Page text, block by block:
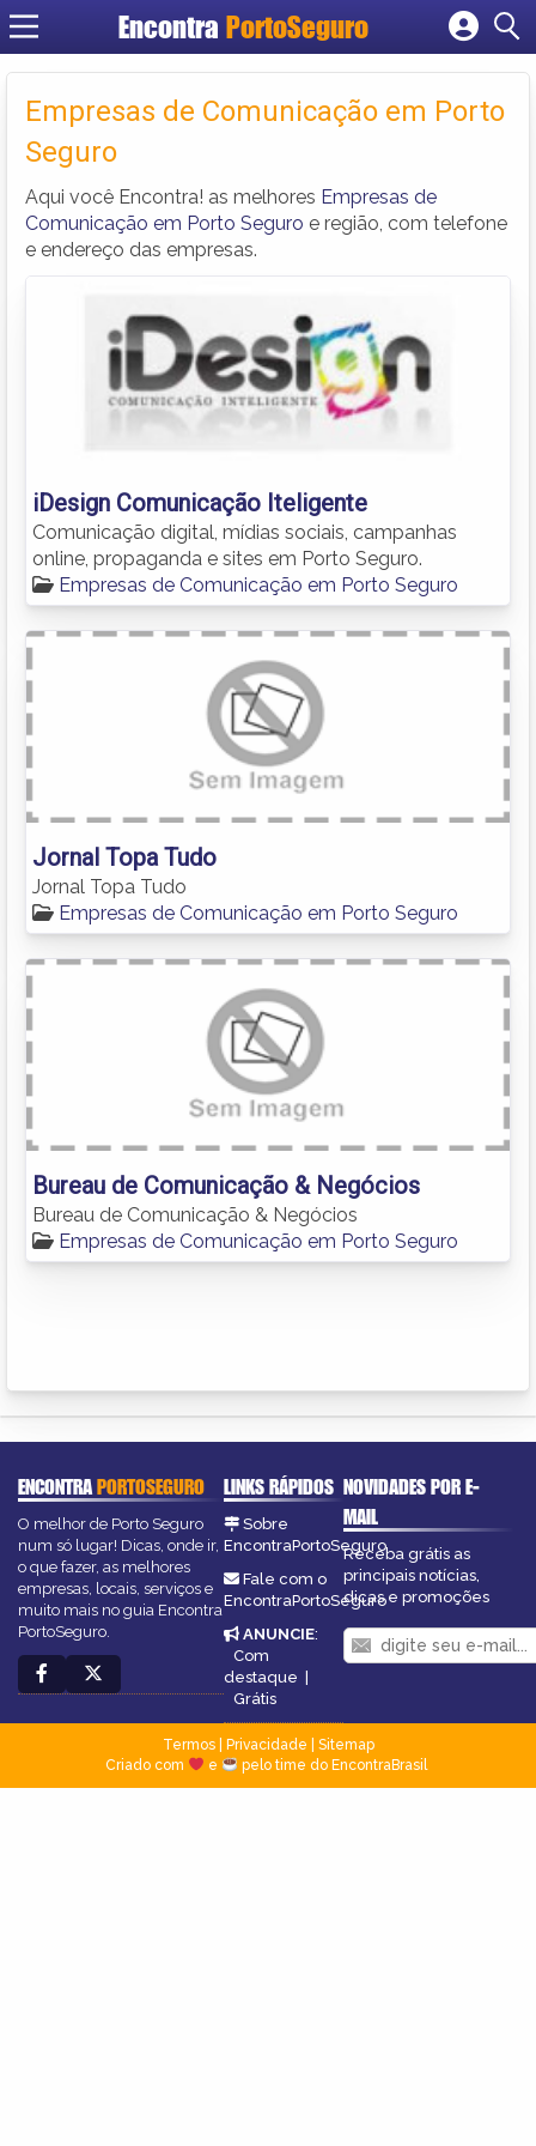
Encontra PortoSeguro
Cadastrar empresa
Criar conta
Empresas de Comunicação em Porto
Seguro
Aqui você Encontra! as melhores Empresas de
Comunicação em Porto Seguro e região, com telefone
e endereço das empresas.
iDesign Comunicação Iteligente
Comunicação digital, mídias sociais, campanhas
online, propaganda e sites em Porto Seguro.
Empresas de Comunicação em Porto Seguro
Jornal Topa Tudo
Jornal Topa Tudo
Empresas de Comunicação em Porto Seguro
Bureau de Comunicação & Negócios
Bureau de Comunicação & Negócios
Empresas de Comunicação em Porto Seguro
ENCONTRAPORTOSEGURO
O melhor de Porto Seguro
num só lugar! Dicas, onde ir,
o que fazer, as melhores
empresas, locais, serviços e
muito mais no guia Encontra
PortoSeguro.
LINKS RÁPIDOS
Sobre
EncontraPortoSeguro
Fale com o
EncontraPortoSeguro
ANUNCIE:
Com
destaque |
Grátis
NOVIDADES POR E-
MAIL
Receba grátis as
principais notícias,
dicas e promoções
Termos| Privacidade
Sitemap
Criado com
e pelo time do EncontraBrasil